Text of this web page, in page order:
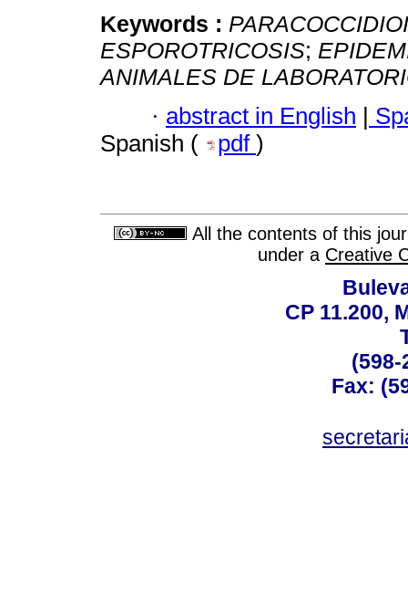
Keywords :
ESPOROTRICOSIS;
ANIMALES DE
· abstract in English |
Spanish (
pdf )
All the contents of this
under a Creative
CP 11.200,
(598-
Fax: